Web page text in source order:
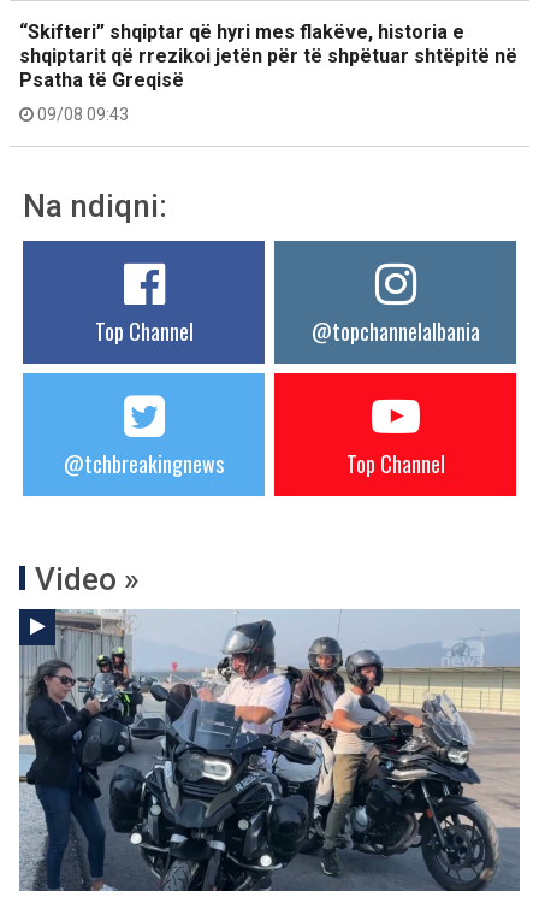
“Skifteri” shqiptar që hyri mes flakëve, historia e
shqiptarit që rrezikoi jetën për të shpëtuar shtëpitë në
Psatha të Greqisë
09/08 09:43
Na ndiqni:
Top Channel @topchannelalbania
@tchbreakingnews Top Channel
Video »